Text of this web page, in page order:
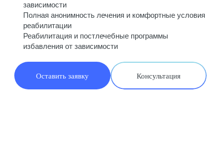
зависимости
Полная анонимность лечения и комфортные условия
реабилитации
Реабилитация и постлечебные программы
избавления от зависимости
Оставить заявку Консультация